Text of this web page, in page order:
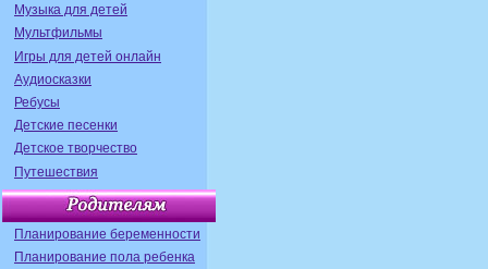
Музыка для детей
Мультфильмы
Игры для детей онлайн
Аудиосказки
Ребусы
Детские песенки
Детское творчество
Путешествия
Планирование беременности
Планирование пола ребенка